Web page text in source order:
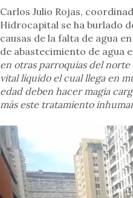
Carlos Julio Rojas,
Hidrocapital se ha burlado
causas de la falta de agua
de abastecimiento de agua
en otras parroquias del
vital líquido el cual llega en
edad deben hacer magia
más este tratamiento